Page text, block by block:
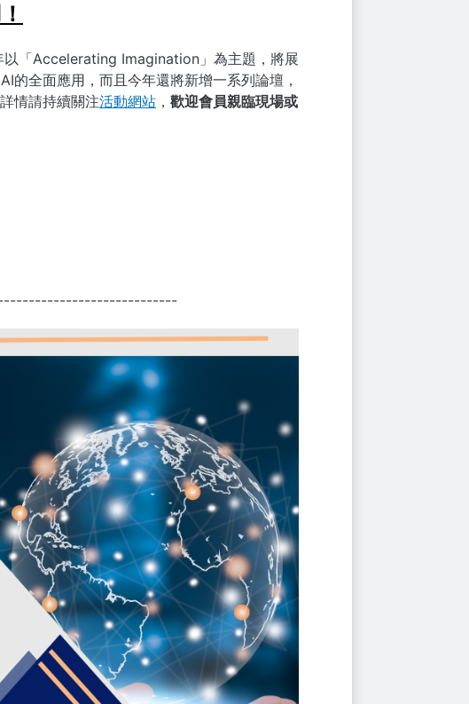
「Accelerating Imagination」為主題，將展
的全面應用，而且今年還將新增一系列論壇，
情請持續關注活動網站 ， 歡迎會員親臨現場或